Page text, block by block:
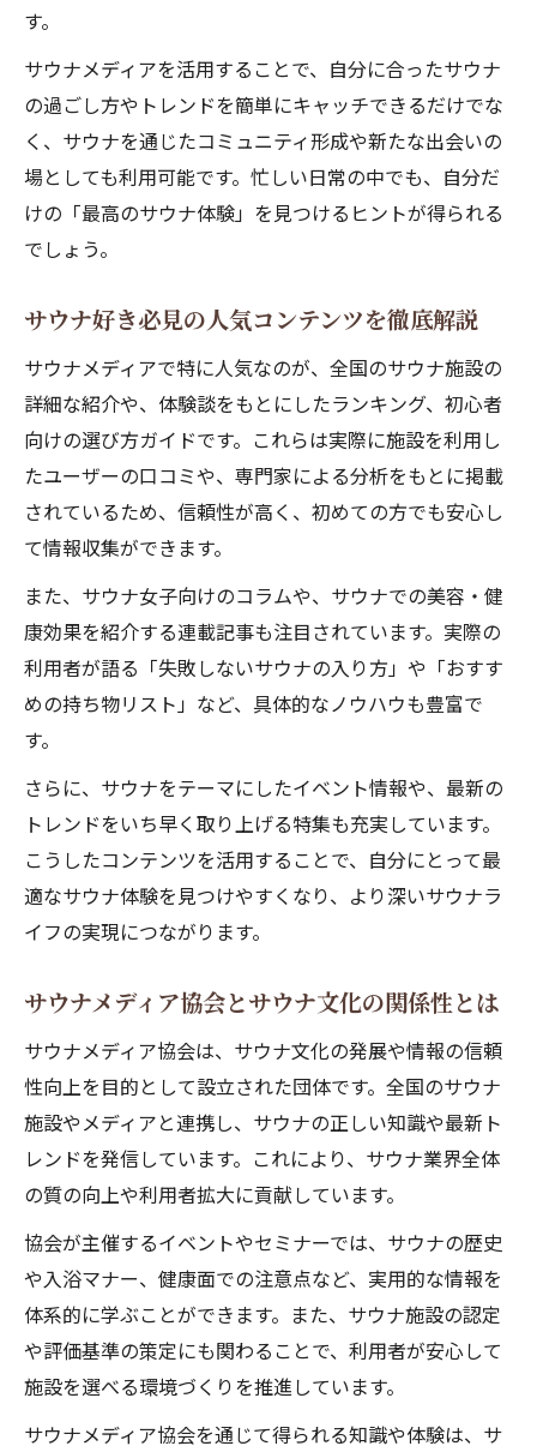
サウナ女子におすすめのサウナサイト活用
サウナメディアで話題の女性向けコンテン
ツ
SNSやサウナ連載で広がる女性の交流のか
たち
サウナメディア協会がサポートする女子会
企画
話題のサウナ体験をリアルにレポート
サウナメディアで話題のリアル体験談を分
析
フロサウナtvが取材した注目サウナ体験と
は
サウナイキタイ利用者の生の声を読み解く
サウナブロスで紹介された独自の体験特集
サウナ文化がつなぐコミュニティの輪
サウナメディアが生む新たなコミュニティ
の形
サウナブロスで広がるサウナ仲間との出会
い
サウナ女子会やイベントの最新動向を紹介
サウナ連載から学ぶ深いつながりの作り方
実践から学ぶサウナメディアの活用術
サウナメディアで賢く情報収集するコツ
サウナサイトと口コミを活かす活用法とは
サウナイキタイで自分に合う施設を探す方
法
サウナブロスの特集記事を効果的に利用す
る
フロサウナtvや連載で得られる実用情報
す。
サウナメディアを活用することで、自分に合ったサウナ
の過ごし方やトレンドを簡単にキャッチできるだけでな
く、サウナを通じたコミュニティ形成や新たな出会いの
場としても利用可能です。忙しい日常の中でも、自分だ
けの「最高のサウナ体験」を見つけるヒントが得られる
でしょう。
サウナ好き必見の人気コンテンツを徹底解説
サウナメディアで特に人気なのが、全国のサウナ施設の
詳細な紹介や、体験談をもとにしたランキング、初心者
向けの選び方ガイドです。これらは実際に施設を利用し
たユーザーの口コミや、専門家による分析をもとに掲載
されているため、信頼性が高く、初めての方でも安心し
て情報収集ができます。
また、サウナ女子向けのコラムや、サウナでの美容・健
康効果を紹介する連載記事も注目されています。実際の
利用者が語る「失敗しないサウナの入り方」や「おすす
めの持ち物リスト」など、具体的なノウハウも豊富で
す。
さらに、サウナをテーマにしたイベント情報や、最新の
トレンドをいち早く取り上げる特集も充実しています。
こうしたコンテンツを活用することで、自分にとって最
適なサウナ体験を見つけやすくなり、より深いサウナラ
イフの実現につながります。
サウナメディア協会とサウナ文化の関係性とは
サウナメディア協会は、サウナ文化の発展や情報の信頼
性向上を目的として設立された団体です。全国のサウナ
施設やメディアと連携し、サウナの正しい知識や最新ト
レンドを発信しています。これにより、サウナ業界全体
の質の向上や利用者拡大に貢献しています。
協会が主催するイベントやセミナーでは、サウナの歴史
や入浴マナー、健康面での注意点など、実用的な情報を
体系的に学ぶことができます。また、サウナ施設の認定
や評価基準の策定にも関わることで、利用者が安心して
施設を選べる環境づくりを推進しています。
サウナメディア協会を通じて得られる知識や体験は、サ